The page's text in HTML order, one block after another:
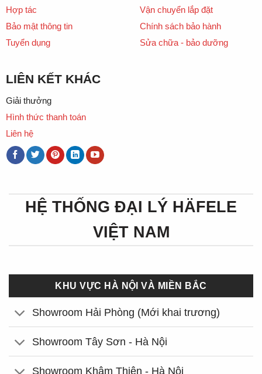
Hợp tác
Bảo mật thông tin
Tuyển dụng
Vận chuyển lắp đặt
Chính sách bảo hành
Sửa chữa - bảo dưỡng
LIÊN KẾT KHÁC
Giải thưởng
Hình thức thanh toán
Liên hệ
HỆ THỐNG ĐẠI LÝ HÄFELE
VIỆT NAM
KHU VỰC HÀ NỘI VÀ MIỀN BẮC
Showroom Hải Phòng (Mới khai trương)
Showroom Tây Sơn - Hà Nội
Showroom Khâm Thiên - Hà Nội